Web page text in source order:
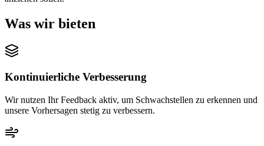
Was wir bieten
Kontinuierliche Verbesserung
Wir nutzen Ihr Feedback aktiv, um Schwachstellen zu erkennen und
unsere Vorhersagen stetig zu verbessern.